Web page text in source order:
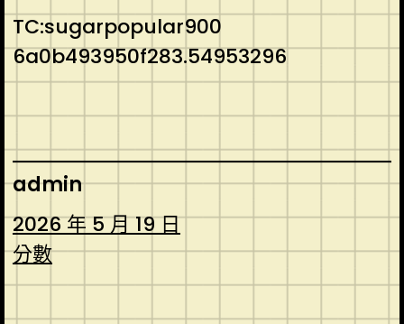
TC:sugarpopular900
6a0b493950f283.54953296
admin
2026 年 5 月 19 日
分數